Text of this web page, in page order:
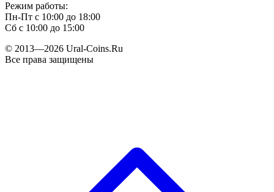
Режим работы:
Пн-Пт с 10:00 до 18:00
Сб с 10:00 до 15:00
© 2013—2026 Ural-Coins.Ru
Все права защищены